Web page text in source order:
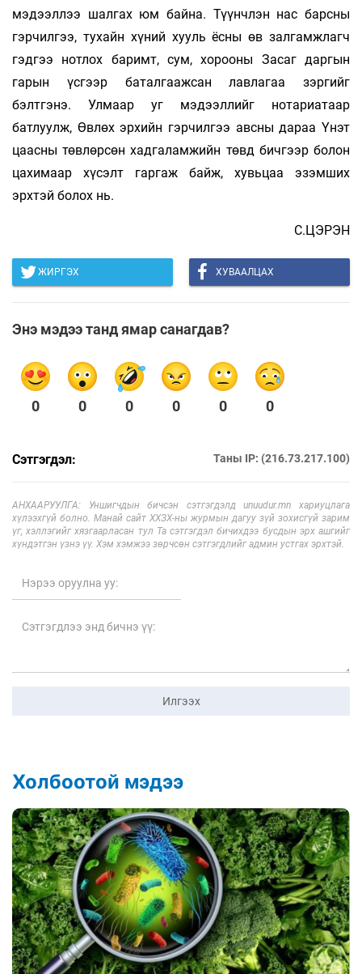
мэдээллээ шалгах юм байна. Түүнчлэн нас барсны
гэрчилгээ, тухайн хүний хууль ёсны өв залгамжлагч
гэдгээ нотлох баримт, сум, хорооны Засаг даргын
гарын үсгээр баталгаажсан лавлагаа зэргийг
бэлтгэнэ. Улмаар уг мэдээллийг нотариатаар
батлуулж, Өвлөх эрхийн гэрчилгээ авсны дараа Үнэт
цаасны төвлөрсөн хадгаламжийн төвд бичгээр болон
цахимаар хүсэлт гаргаж байж, хувьцаа эзэмших
эрхтэй болох нь.
С.ЦЭРЭН
ЖИРГЭХ ХУВААЛЦАХ
Энэ мэдээ танд ямар санагдав?
0 0 0 0 0 0
Сэтгэгдэл: Таны IP: (216.73.217.100)
АНХААРУУЛГА: Уншигчдын бичсэн сэтгэгдэлд unuudur.mn хариуцлага
хүлээхгүй болно. Манай сайт ХХЗХ-ны журмын дагуу зүй зохисгүй зарим
үг, хэллэгийг хязгаарласан тул Та сэтгэгдэл бичихдээ бусдын эрх ашгийг
хүндэтгэн үзнэ үү. Хэм хэмжээ зөрчсөн сэтгэгдлийг админ устгах эрхтэй.
Илгээх
Холбоотой мэдээ